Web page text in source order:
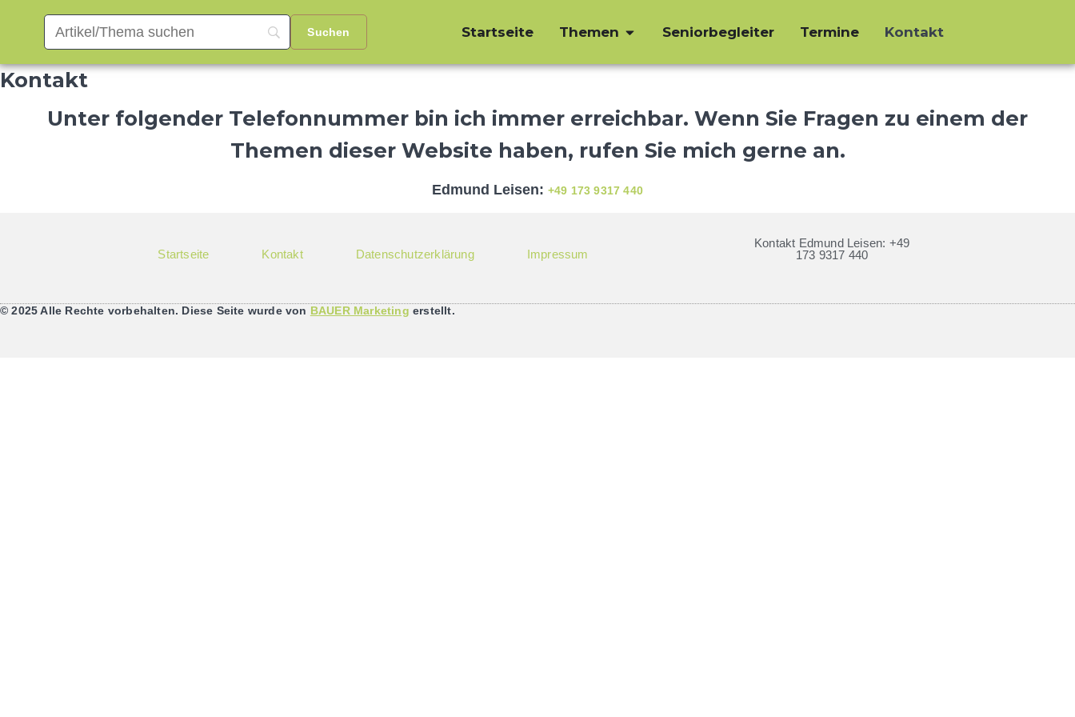
Startseite Themen Seniorbegleiter Termine Kontakt
Kontakt
Unter folgender Telefonnummer bin ich immer erreichbar. Wenn Sie Fragen zu einem der
Themen dieser Website haben, rufen Sie mich gerne an.
Edmund Leisen: +49 173 9317 440
Startseite Kontakt Datenschutzerklärung Impressum
Kontakt Edmund Leisen: +49
173 9317 440
© 2025 Alle Rechte vorbehalten. Diese Seite wurde von BAUER Marketing erstellt.